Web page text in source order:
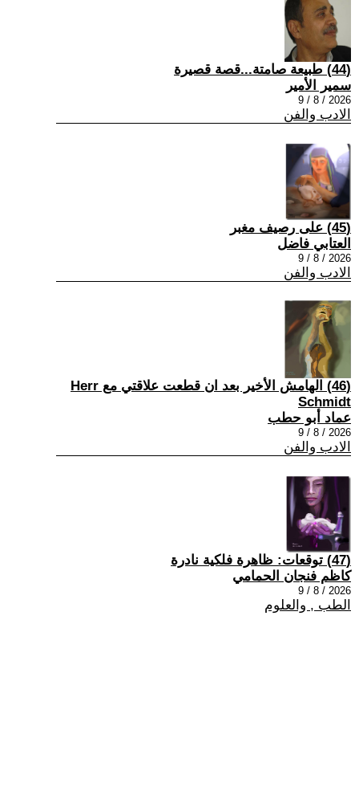
(44) طبيعة صامتة...قصة قصيرة
سمير الأمير
2026 / 8 / 9
الادب والفن
(45) على رصيف مغبر
العتابي فاضل
2026 / 8 / 9
الادب والفن
(46) الهامش الأخير بعد ان قطعت علاقتي مع Herr
Schmidt
عماد أبو حطب
2026 / 8 / 9
الادب والفن
(47) توقعات: ظاهرة فلكية نادرة
كاظم فنجان الحمامي
2026 / 8 / 9
الطب , والعلوم